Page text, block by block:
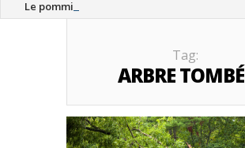
Le pommier thé
Tag:
ARBRE TOMBÉ